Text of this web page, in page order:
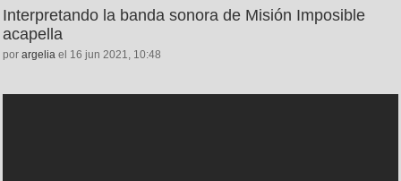
Interpretando la banda sonora de Misión Imposible
acapella
por argelia el 16 jun 2021, 10:48